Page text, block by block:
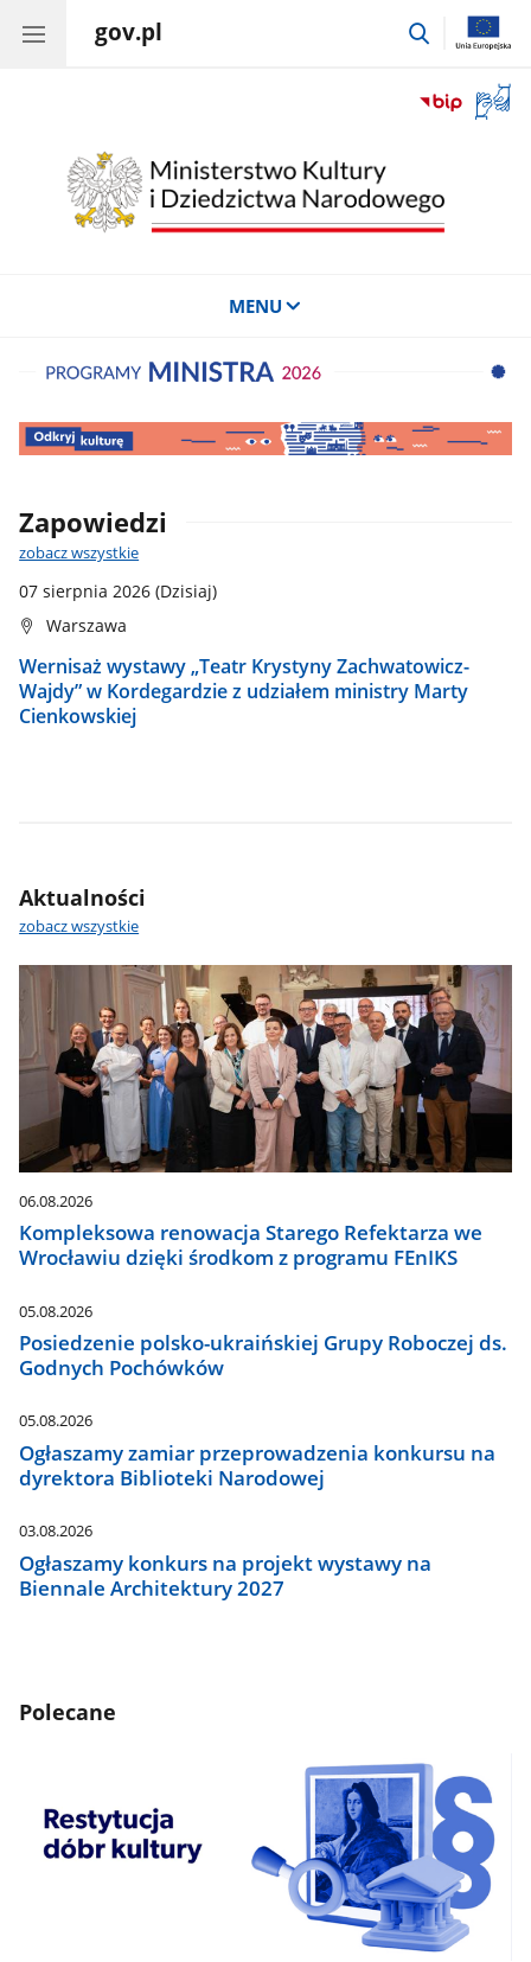
gov.pl
przejdź
okno
MENU
Programy
2026
Wyszukiwarka
-
kulturę
Zapowiedzi
zobacz wszystkie
07 sierpnia 2026(Dzisiaj)
Warszawa
Wernisaż wystawy „Teatr Krystyny Zachwatowicz-
Wajdy” w Kordegardzie z udziałem ministry Marty
Cienkowskiej
Aktualności
zobacz wszystkie
06.08.2026
Kompleksowa renowacja Starego Refektarza we
Wrocławiu dzięki środkom z programu FEnIKS
05.08.2026
Posiedzenie polsko-ukraińskiej Grupy Roboczej ds.
Godnych Pochówków
05.08.2026
Ogłaszamy zamiar przeprowadzenia konkursu na
dyrektora Biblioteki Narodowej
03.08.2026
Ogłaszamy konkurs na projekt wystawy na
Biennale Architektury 2027
Polecane